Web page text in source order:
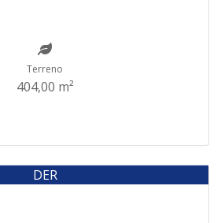
Terreno
404,00 m²
Venda
DER